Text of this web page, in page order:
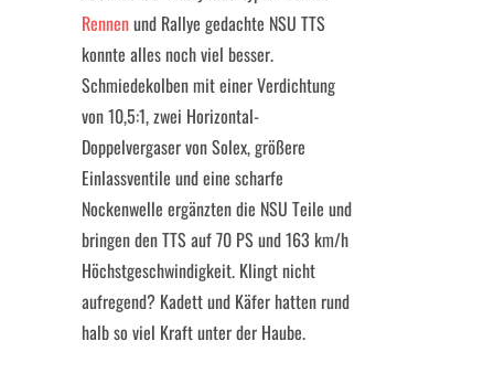
Rennenund Rallye gedachte NSU TTS
konnte alles noch viel besser.
Schmiedekolben mit einer Verdichtung
von 10,5:1, zwei Horizontal-
Doppelvergaser von Solex, größere
Einlassventile und eine scharfe
Nockenwelle ergänzten die NSU Teile und
bringen den TTS auf 70 PS und 163 km/h
Höchstgeschwindigkeit. Klingt nicht
aufregend? Kadett und Käfer hatten rund
halb so viel Kraft unter der Haube.